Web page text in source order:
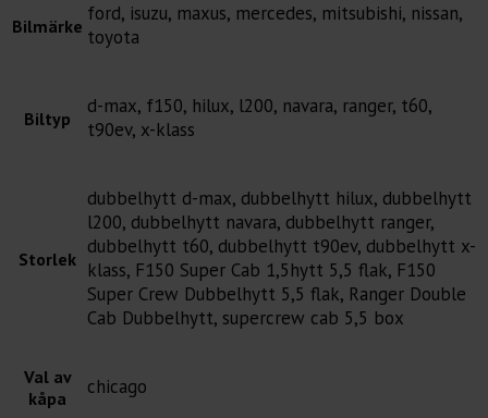
Bilmärke
ford, isuzu, maxus, mercedes, mitsubishi, nissan,
toyota
Biltyp
d-max, f150, hilux, l200, navara, ranger, t60,
t90ev, x-klass
Storlek
dubbelhytt d-max, dubbelhytt hilux, dubbelhytt
l200, dubbelhytt navara, dubbelhytt ranger,
dubbelhytt t60, dubbelhytt t90ev, dubbelhytt x-
klass, F150 Super Cab 1,5hytt 5,5 flak, F150
Super Crew Dubbelhytt 5,5 flak, Ranger Double
Cab Dubbelhytt, supercrew cab 5,5 box
Val av
kåpa
chicago